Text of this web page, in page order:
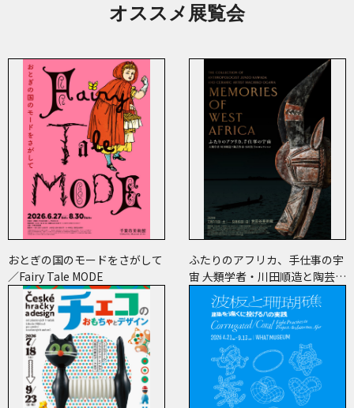
オススメ展覧会
おとぎの国のモードをさがして
／Fairy Tale MODE
ふたりのアフリカ、手仕事の宇
宙 ――人類学者・川田順造と陶芸作
家・小川待子のコレクション